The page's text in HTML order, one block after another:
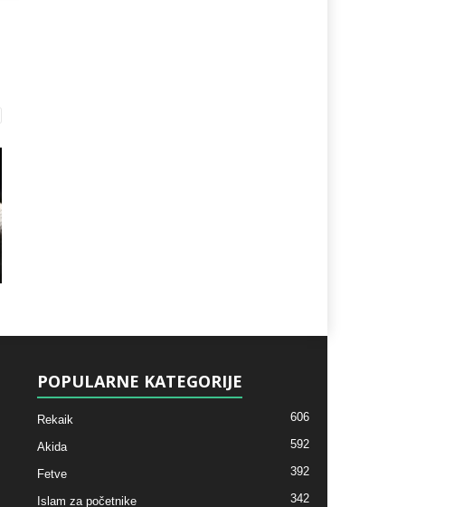
POPULARNE KATEGORIJE
Rekaik 606
Akida 592
Fetve 392
Islam za početnike 342